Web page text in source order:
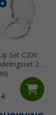
Set C200
2
€